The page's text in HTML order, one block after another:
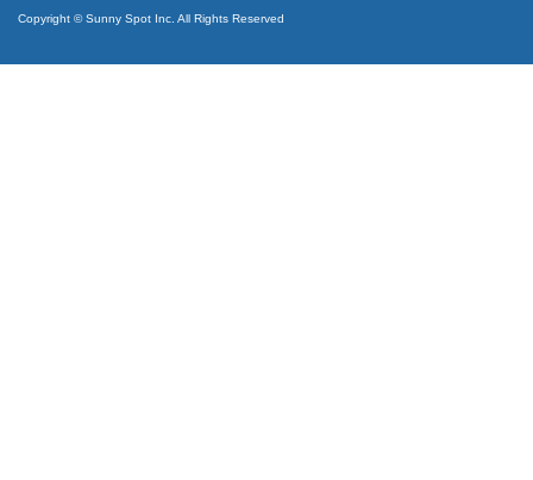
Copyright © Sunny Spot Inc. All Rights Reserved